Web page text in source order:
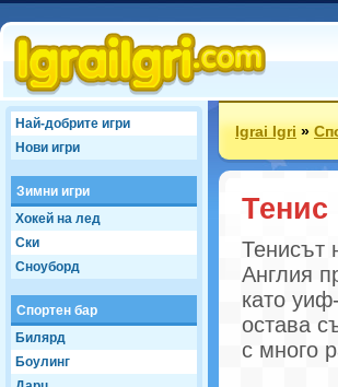
Най-добрите игри
Нови игри
Зимни игри
Хокей на лед
Ски
Сноуборд
Спортен бар
Билярд
Боулинг
Igrai Igri»
Тенис
Тенисът
Англия
като
остава
с много